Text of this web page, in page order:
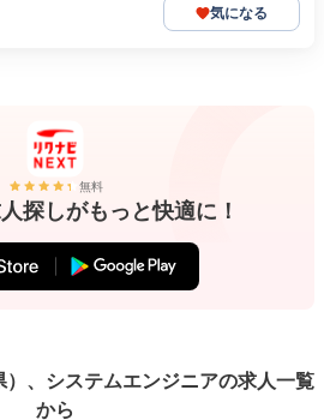
気になる
無料
探しがもっと快適に！
、システムエンジニアの求人一覧
から